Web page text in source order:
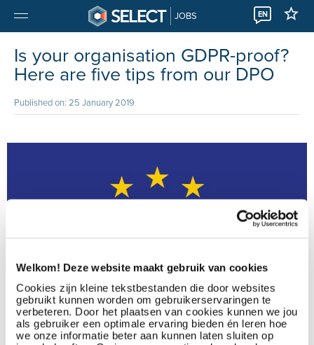
Welkom! Deze website maakt gebruik van cookies
Cookies zijn kleine tekstbestanden die door websites
gebruikt kunnen worden om gebruikerservaringen te
verbeteren. Door het plaatsen van cookies kunnen we jou
als gebruiker een optimale ervaring bieden én leren hoe
we onze informatie beter aan kunnen laten sluiten op
JOBS EN
Is your organisation GDPR-proof?
Here are five tips from our DPO
Published on: 25 January 2019